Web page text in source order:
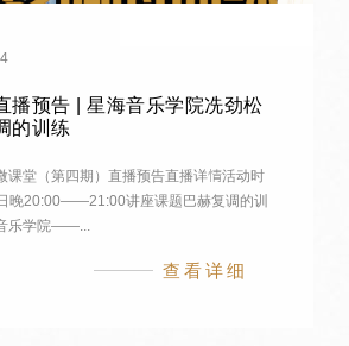
播预告 | 星海音乐学院冼劲松
的训练
课堂（第四期）直播预告直播详情活动时
晚20:00——21:00讲座课题巴赫复调的训
乐学院——...
查看详细